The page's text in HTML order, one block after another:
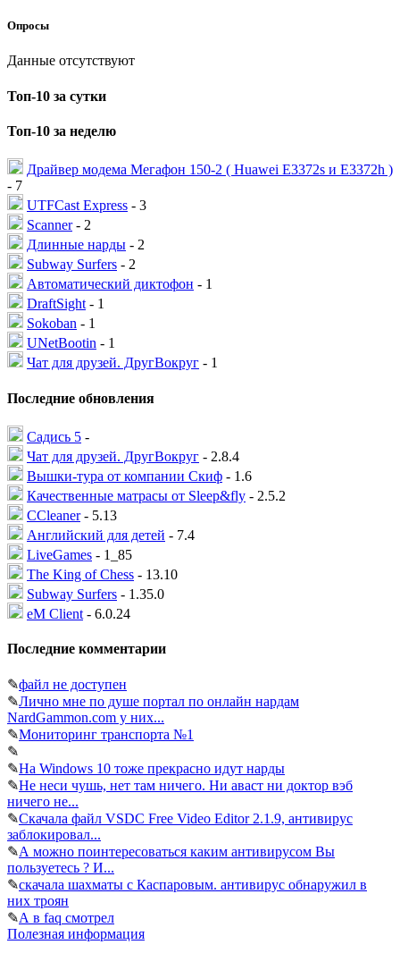
Опросы
Данные отсутствуют
Топ-10 за сутки
Топ-10 за неделю
Драйвер модема Мегафон 150-2 ( Huawei E3372s и E3372h )
- 7
UTFCast Express - 3
Scanner- 2
Длинные нарды - 2
Subway Surfers - 2
Автоматический диктофон - 1
DraftSight - 1
Sokoban - 1
UNetBootin - 1
Чат для друзей. ДругВокруг - 1
Последние обновления
Садись 5 -
Чат для друзей. ДругВокруг - 2.8.4
Вышки-тура от компании Скиф - 1.6
Качественные матрасы от Sleep&fly - 2.5.2
CCleaner- 5.13
Английский для детей - 7.4
LiveGames - 1_85
The King of Chess - 13.10
Subway Surfers - 1.35.0
eM Client - 6.0.24
Последние комментарии
✎файл не доступен
✎Лично мне по душе портал по онлайн нардам
NardGammon.com у них...
✎Мониторинг транспорта №1
✎
✎На Windows 10 тоже прекрасно идут нарды
✎Не неси чушь, нет там ничего. Ни аваст ни доктор вэб
ничего не...
✎Скачала файл VSDC Free Video Editor 2.1.9, антивирус
заблокировал...
✎А можно поинтересоваться каким антивирусом Вы
пользуетесь ? И...
✎скачала шахматы с Каспаровым. антивирус обнаружил в
них троян
✎А в faq смотрел
Полезная информация